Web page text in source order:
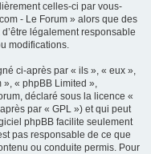
celles-ci par vous-
- Le Forum » alors que des
légalement responsable
modifications.
ci-après par « ils », « eux »,
», « phpBB Limited »,
déclaré sous la licence «
par « GPL ») et qui peut
phpBB facilite seulement
pas responsable de ce que
ou conduite permis. Pour